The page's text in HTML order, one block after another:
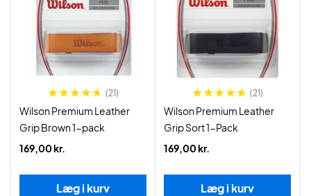
(21)
Wilson Premium Leather
Grip Brown 1-pack
169,00 kr.
Læg i kurv
(21)
Wilson Premium Leather
Grip Sort 1-Pack
169,00 kr.
Læg i kurv